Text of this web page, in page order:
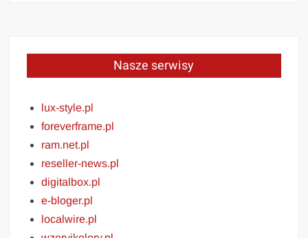
Nasze serwisy
lux-style.pl
foreverframe.pl
ram.net.pl
reseller-news.pl
digitalbox.pl
e-bloger.pl
localwire.pl